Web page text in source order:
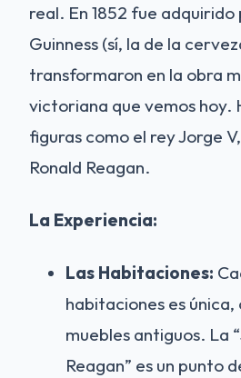
real. En 1852 fue
Guinness (sí, la de la
transformaron en la obra
victoriana que vemos hoy.
figuras como el rey Jorge
Ronald Reagan.
La Experiencia:
Las Habitaciones:
habitaciones es
muebles antiguos. La
Reagan” es un punto